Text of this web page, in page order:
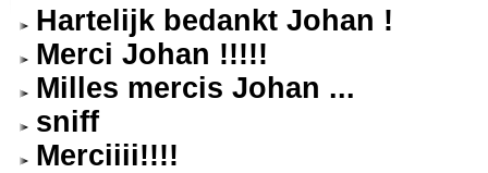
Hartelijk bedankt Johan !
Merci Johan !!!!!
Milles mercis Johan ...
sniff
Merciiii!!!!